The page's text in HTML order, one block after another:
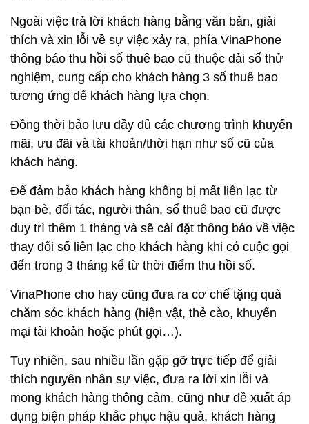
Ngoài việc trả lời khách hàng bằng văn bản, giải
thích và xin lỗi về sự việc xảy ra, phía VinaPhone
thông báo thu hồi số thuê bao cũ thuộc dải số thử
nghiệm, cung cấp cho khách hàng 3 số thuê bao
tương ứng để khách hàng lựa chọn.
Đồng thời bảo lưu đầy đủ các chương trình khuyến
mãi, ưu đãi và tài khoản/thời hạn như số cũ của
khách hàng.
Để đảm bảo khách hàng không bị mất liên lạc từ
bạn bè, đối tác, người thân, số thuê bao cũ được
duy trì thêm 1 tháng và sẽ cài đặt thông báo về việc
thay đổi số liên lạc cho khách hàng khi có cuộc gọi
đến trong 3 tháng kể từ thời điểm thu hồi số.
VinaPhone cho hay cũng đưa ra cơ chế tặng quà
chăm sóc khách hàng (hiện vật, thẻ cào, khuyến
mại tài khoản hoặc phút gọi…).
Tuy nhiên, sau nhiều lần gặp gỡ trực tiếp để giải
thích nguyên nhân sự việc, đưa ra lời xin lỗi và
mong khách hàng thông cảm, cũng như đề xuất áp
dụng biện pháp khắc phục hậu quả, khách hàng